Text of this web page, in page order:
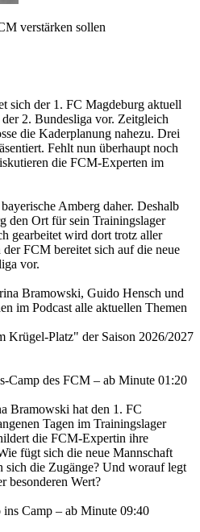
verstärken sollen
sich der 1. FC Magdeburg aktuell
2. Bundesliga vor. Zeitgleich
die Kaderplanung nahezu. Drei
Fehlt nun überhaupt noch
die FCM-Experten im
Amberg daher. Deshalb
den Ort für sein Trainingslager
gearbeitet wird dort trotz aller
FCM bereitet sich auf die neue
vor.
Bramowski, Guido Hensch und
im Podcast alle aktuellen Themen
Krügel-Platz" der Saison 2026/2027
Camp des FCM – ab Minute 01:20
Bramowski hat den 1. FC
Tagen im Trainingslager
die FCM-Expertin ihre
fügt sich die neue Mannschaft
sich die Zugänge? Und worauf legt
besonderen Wert?
Camp – ab Minute 09:40